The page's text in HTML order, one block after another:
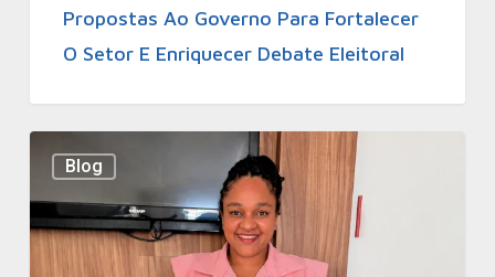
Propostas Ao Governo Para Fortalecer
O Setor E Enriquecer Debate Eleitoral
Blog